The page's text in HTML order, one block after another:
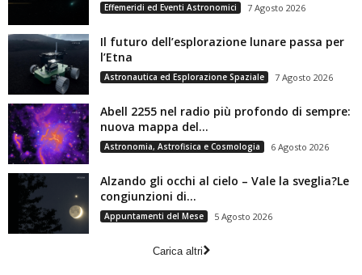
Effemeridi ed Eventi Astronomici 7 Agosto 2026
Il futuro dell’esplorazione lunare passa per
l’Etna
Astronautica ed Esplorazione Spaziale 7 Agosto 2026
Abell 2255 nel radio più profondo di sempre:
nuova mappa del...
Astronomia, Astrofisica e Cosmologia 6 Agosto 2026
Alzando gli occhi al cielo – Vale la sveglia?Le
congiunzioni di...
Appuntamenti del Mese 5 Agosto 2026
Carica altri